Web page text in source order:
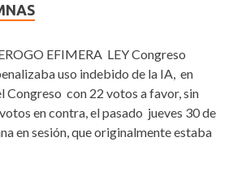
EFIMERA LEY Congreso
uso indebido de la IA, en
Congreso con 22 votos a favor, sin
en contra, el pasado jueves 30 de
en sesión, que originalmente estaba